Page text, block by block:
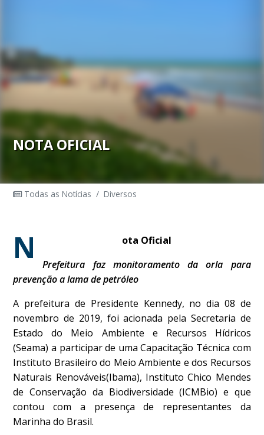
NOTA OFICIAL
Todas as Notícias / Diversos
N
ota Oficial
Prefeitura faz monitoramento da orla para
prevenção a lama de petróleo
A prefeitura de Presidente Kennedy, no dia 08 de
novembro de 2019, foi acionada pela Secretaria de
Estado do Meio Ambiente e Recursos Hídricos
(Seama) a participar de uma Capacitação Técnica com
Instituto Brasileiro do Meio Ambiente e dos Recursos
Naturais Renováveis(Ibama), Instituto Chico Mendes
de Conservação da Biodiversidade (ICMBio) e que
contou com a presença de representantes da
Marinha do Brasil.